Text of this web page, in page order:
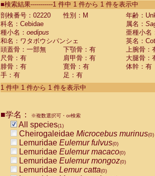
CebidaeSaguinus labiatus(0)
Cebidae Saguinus leucopus (0)
Cebidae
Cebidae
CebidaeSaguinus nigricollis (0)
Cebidae Saguinus oedipus
Cebidae Saguinus weddelli
Cebidae Saguinusspp.
Cebidae Aotus trivirgatus
Cebidae Cebus albifrons
CebidaeCebus nigrivittatus
CebidaeCebus
CebidaeSaimiri boliviensis(0)
CebidaeSaimiri sciureus(0)
AtelidaeAlouatta caraya(0)
AtelidaeAlouatta fusca(0)
AtelidaeAlouatta seniculus
■検索結果-----------1 件中 1 件から 1 件を表示中
剖検番号：02220
性別：M
年齢：
科名：Cebidae
属名：
種小名： oedipus
亜種小名
和名：ワタボウシパンシェ
英名：
頭蓋骨：一部無
下顎骨：有
上腕骨：
尺骨：有
肩甲骨：有
大腿骨：
腓骨：有
寛骨：有
体幹：有
手：有
足：有
1 件中 1 件から 1 件を表示中
■学名： ※複数選択可・or検索
All species(1)
Cheirogaleidae Microcebus murinus(0)
Lemuridae Eulemur fulvus(0)
Lemuridae Eulemur macaco(0)
Lemuridae Eulemur mongoz(0)
Lemuridae Lemur catta(0)